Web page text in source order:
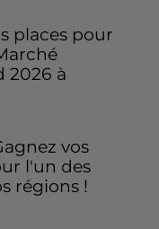
places pour
2026 à
vos
l'un des
régions !